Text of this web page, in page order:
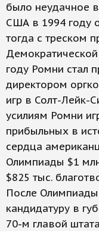
было неудачное
США в 1994 году
тогда с треском
году Ромни стал
директором
игр в Солт-Лейк-
усилиям Ромни
прибыльных в
сердца
Олимпиады $1
$825 тыс.
После
кандидатуру в
70-м главой